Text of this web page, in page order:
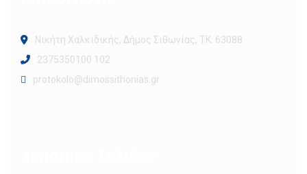
Νικήτη Χαλκιδικής, Δήμος Σιθωνίας, ΤΚ: 63088
2375350100 102
protokolo@dimossithonias.gr